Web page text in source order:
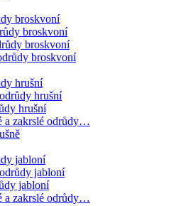
broskvoní
broskvoní
broskvoní
broskvoní
hrušní
hrušní
hrušní
a zakrslé odrůdy…
jabloní
jabloní
jabloní
a zakrslé odrůdy…